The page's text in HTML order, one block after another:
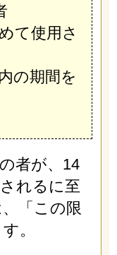
て使用さ
の期間を
者が、14
れるに至
「この限
。